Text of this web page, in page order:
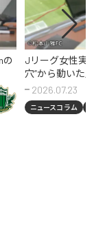
の
Jリーグ女性実
穴”から動いた
2026.07.23
ニュースコラム